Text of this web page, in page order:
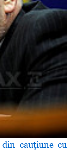
cauţiune cu